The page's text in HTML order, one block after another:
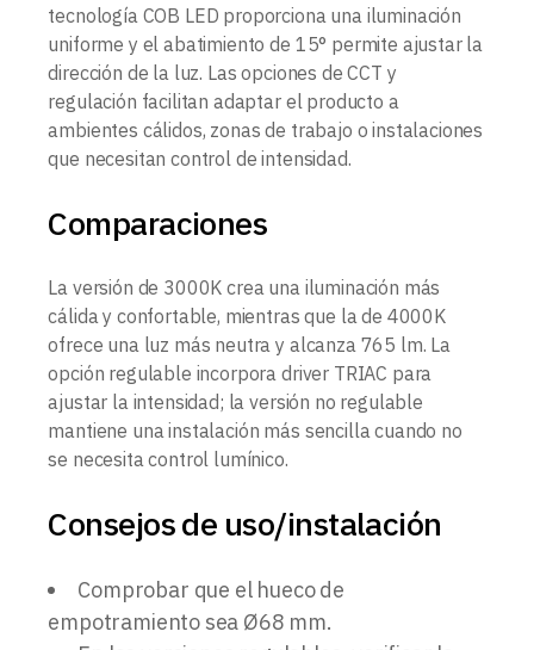
tecnología COB LED proporciona una iluminación
uniforme y el abatimiento de 15° permite ajustar la
dirección de la luz. Las opciones de CCT y
regulación facilitan adaptar el producto a
ambientes cálidos, zonas de trabajo o instalaciones
que necesitan control de intensidad.
Comparaciones
La versión de 3000K crea una iluminación más
cálida y confortable, mientras que la de 4000K
ofrece una luz más neutra y alcanza 765 lm. La
opción regulable incorpora driver TRIAC para
ajustar la intensidad; la versión no regulable
mantiene una instalación más sencilla cuando no
se necesita control lumínico.
Consejos de uso/instalación
Comprobar que el hueco de
empotramiento sea Ø68 mm.